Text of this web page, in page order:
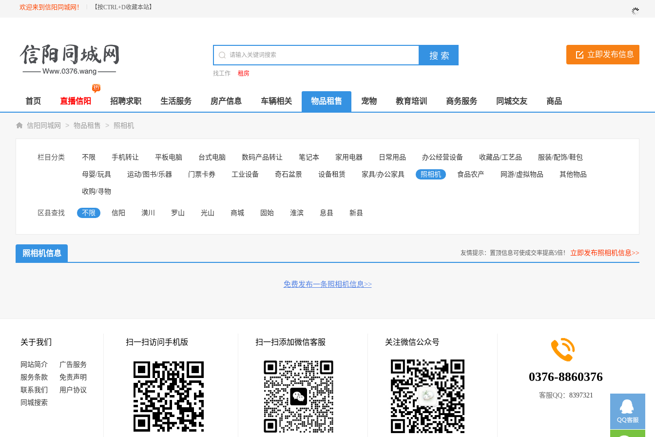
欢迎来到信阳同城网！ 【按CTRL+D收藏本站】
立即发布信息
找工作 租房
首页 直播信阳 招聘求职 生活服务 房产信息 车辆相关 物品租售 宠物 教育培训 商务服务 同城交友 商品
信阳同城网 > 物品租售 > 照相机
栏目分类 不限 手机转让 平板电脑 台式电脑 数码产品转让 笔记本 家用电器 日常用品 办公经营设备 收藏品/工艺品 服装/配饰/鞋包
母婴/玩具 运动/图书/乐器 门票卡券 工业设备 奇石盆景 设备租赁 家具/办公家具 照相机 食品农产 网游/虚拟物品 其他物品
收购/寻物
区县查找 不限 信阳 潢川 罗山 光山 商城 固始 淮滨 息县 新县
照相机信息 友情提示：置顶信息可使成交率提高5倍！ 立即发布照相机信息>>
免费发布一条照相机信息>>
关于我们
网站简介
广告服务
服务条款
免责声明
联系我们
用户协议
同城搜索
扫一扫访问手机版 扫一扫添加微信客服 关注微信公众号
0376-8860376
客服QQ： 8397321